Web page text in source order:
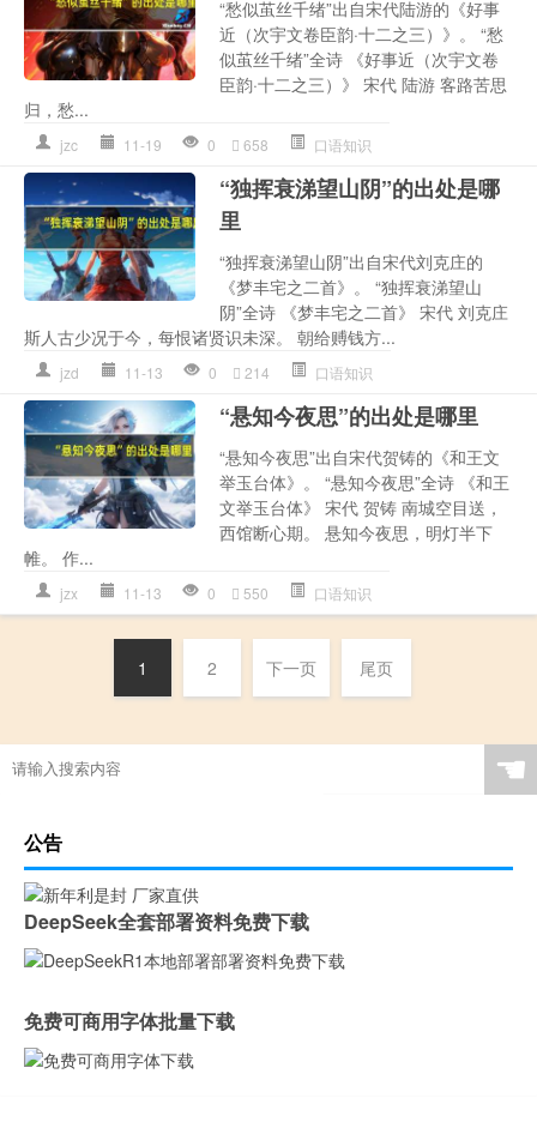
“愁似茧丝千绪”出自宋代陆游的《好事
近（次宇文卷臣韵·十二之三）》。 “愁
似茧丝千绪”全诗 《好事近（次宇文卷
臣韵·十二之三）》 宋代 陆游 客路苦思
归，愁...
jzc 11-19 0 658 口语知识
“独挥衰涕望山阴”的出处是哪
里
“独挥衰涕望山阴”出自宋代刘克庄的
《梦丰宅之二首》。 “独挥衰涕望山
阴”全诗 《梦丰宅之二首》 宋代 刘克庄
斯人古少况于今，每恨诸贤识未深。 朝给赙钱方...
jzd 11-13 0 214 口语知识
“悬知今夜思”的出处是哪里
“悬知今夜思”出自宋代贺铸的《和王文
举玉台体》。 “悬知今夜思”全诗 《和王
文举玉台体》 宋代 贺铸 南城空目送，
西馆断心期。 悬知今夜思，明灯半下
帷。 作...
jzx 11-13 0 550 口语知识
1 2 下一页 尾页
☚
公告
DeepSeek全套部署资料免费下载
免费可商用字体批量下载